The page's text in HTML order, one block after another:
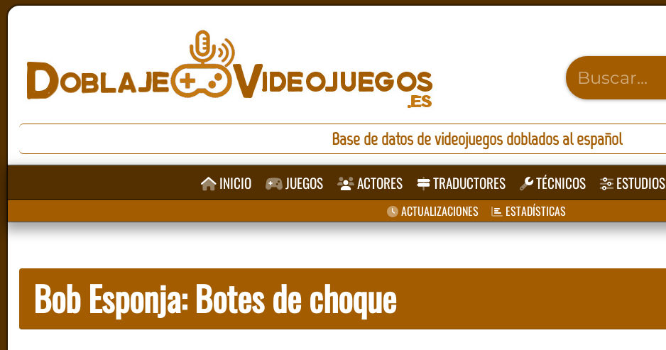
Base de datos de videojuegos doblados al español
INICIO JUEGOS ACTORES TRADUCTORES TÉCNICOS ESTUDIOS
ACTUALIZACIONES ESTADÍSTICAS
Bob Esponja: Botes de choque